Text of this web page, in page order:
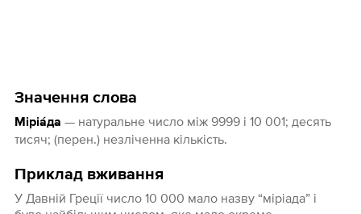
Значення слова
Міріа́да — натуральне число між 9999 і 10 001; десять
тисяч; (перен.) незліченна кількість.
Приклад вживання
У Давній Греції число 10 000 мало назву “міріада” і